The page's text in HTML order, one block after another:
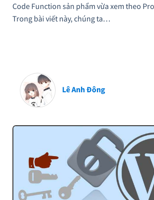
Code Function sản phẩm vừa xem theo
Trong bài viết này, chúng ta…
Lê Anh Đông